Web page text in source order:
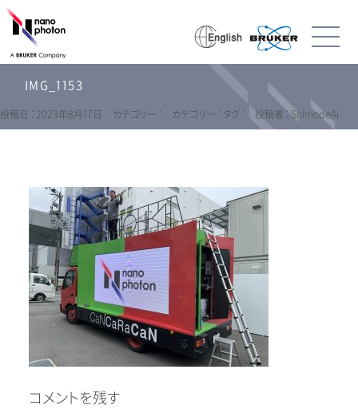
IMG_1153
投稿日 : 2023年8月17日 カテゴリー : カテゴリー : タグ : 投稿者 : ShimodeAi
コメントを残す